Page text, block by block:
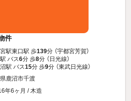
件
駅東口駅 歩139分 （宇都宮芳賀）
バス6分 歩8分 （日光線）
駅 バス15分 歩9分 （東武日光線）
鹿沼市千渡
年6ヶ月 / 木造